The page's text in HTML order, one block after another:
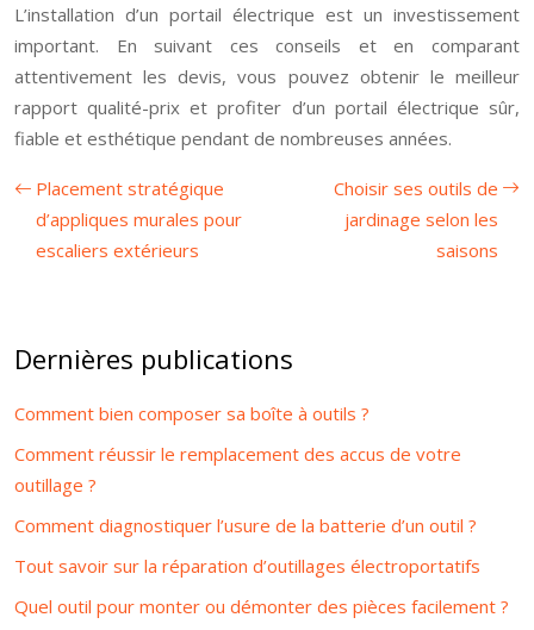
L’installation d’un portail électrique est un investissement
important. En suivant ces conseils et en comparant
attentivement les devis, vous pouvez obtenir le meilleur
rapport qualité-prix et profiter d’un portail électrique sûr,
fiable et esthétique pendant de nombreuses années.
Placement stratégique
d’appliques murales pour
escaliers extérieurs
Choisir ses outils de
jardinage selon les
saisons
Dernières publications
Comment bien composer sa boîte à outils ?
Comment réussir le remplacement des accus de votre
outillage ?
Comment diagnostiquer l’usure de la batterie d’un outil ?
Tout savoir sur la réparation d’outillages électroportatifs
Quel outil pour monter ou démonter des pièces facilement ?